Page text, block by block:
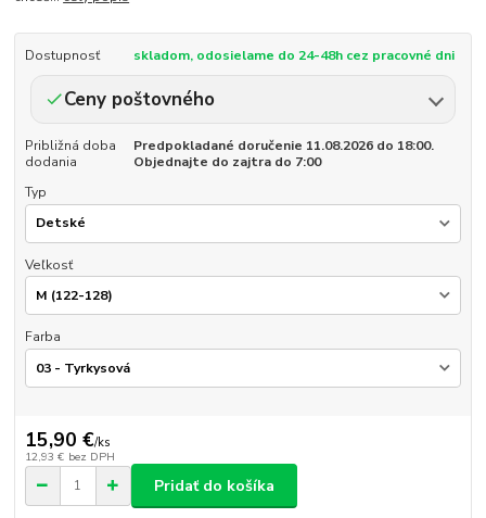
Dostupnosť skladom, odosielame do 24-48h cez pracovné dni
Ceny poštovného
Približná doba
dodania
Predpokladané doručenie 11.08.2026 do 18:00.
Objednajte do zajtra do 7:00
Typ
Veľkosť
Farba
15,90 €/ks
12,93 € bez DPH
Pridať do košíka